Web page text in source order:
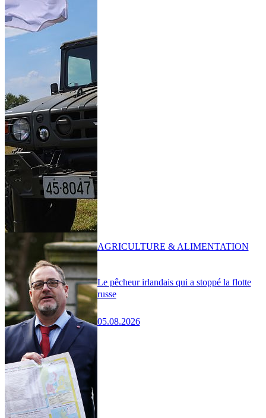
Le pêcheur irlandais qui a stoppé la flotte
russe
05.08.2026
AGRICULTURE & ALIMENTATION